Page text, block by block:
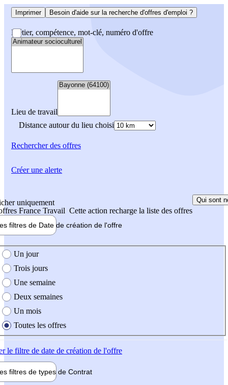
Imprimer Besoin d'aide sur la recherche d'offres d'emploi ?
Métier, compétence, mot-clé, numéro d'offre
Lieu de travail
Distance autour du lieu choisi
Rechercherdes offres
uniquement
France Travail Cette action recharge la liste des offres
Qui sont
filtres de Date de création de l'offre
création de l'offre
Un jour
Trois jours
Une semaine
Deux semaines
Un mois
Toutes les offres
le filtre de date de création de l'offre
filtres de types de Contrat
Créer une alerte